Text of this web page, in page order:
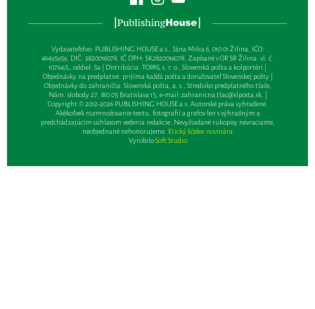
Vydavateľsťvo: PUBLISHING HOUSE a.s., Jána Milca 6, 010 01 Žilina, IČO:
46495959, DIČ: 2820016078, IČ DPH: SK2820016078, Zapísané v OR SR Žilina: vl. č.
10764/L, oddiel: Sa | Distribúcia: TOPAS, s. r. o., Slovenská pošta a kolportéri |
Objednávky na predplatné: prijíma každá pošta a doručovateľ Slovenskej pošty |
Objednávky do zahraničia: Slovenská pošta, a. s., Stredisko predplatného tlače,
Nám. slobody 27, 810 05 Bratislava 15, e-mail:zahranicna.tlac@slposta.sk. |
Copyright © 2012-2026 PUBLISHING HOUSE a.s. Autorské práva vyhradené.
Akékoľvek rozmnožovanie textu, fotografií a grafov len s výhradným a
predchádzajúcim súhlasom vedenia redakcie. Nevyžiadané rukopisy nevraciame,
neobjednané nehonorujeme. Etický kódex novinára
VyrobiloSoft Studio